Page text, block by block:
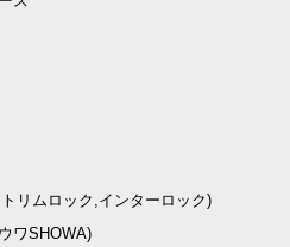
リムロック,インターロック)
ワSHOWA)